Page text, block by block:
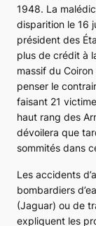
1948. La
disparition le 16
président des
plus de crédit à
massif du
penser le
faisant 21
haut rang des
dévoilera que
sommités dans
Les accidents
bombardiers
(Jaguar) ou de
expliquent les